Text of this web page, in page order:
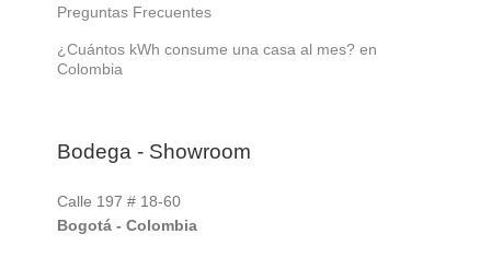
Preguntas Frecuentes
¿Cuántos kWh consume una casa al mes? en
Colombia
Bodega - Showroom
Calle 197 # 18-60
Bogotá - Colombia